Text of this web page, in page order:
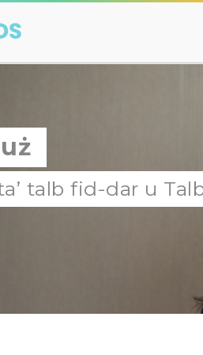
talb fid-dar u